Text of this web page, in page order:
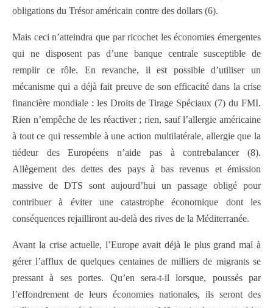
obligations du Trésor américain contre des dollars (6).
Mais ceci n’atteindra que par ricochet les économies émergentes
qui ne disposent pas d’une banque centrale susceptible de
remplir ce rôle. En revanche, il est possible d’utiliser un
mécanisme qui a déjà fait preuve de son efficacité dans la crise
financière mondiale : les Droits de Tirage Spéciaux (7) du FMI.
Rien n’empêche de les réactiver ; rien, sauf l’allergie américaine
à tout ce qui ressemble à une action multilatérale, allergie que la
tiédeur des Européens n’aide pas à contrebalancer (8).
Allègement des dettes des pays à bas revenus et émission
massive de DTS sont aujourd’hui un passage obligé pour
contribuer à éviter une catastrophe économique dont les
conséquences rejailliront au-delà des rives de la Méditerranée.
Avant la crise actuelle, l’Europe avait déjà le plus grand mal à
gérer l’afflux de quelques centaines de milliers de migrants se
pressant à ses portes. Qu’en sera-t-il lorsque, poussés par
l’effondrement de leurs économies nationales, ils seront des